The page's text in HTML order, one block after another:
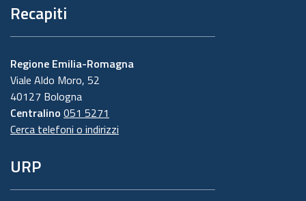
Recapiti
Regione Emilia-Romagna
Viale Aldo Moro, 52
40127 Bologna
Centralino 051 5271
Cerca telefoni o indirizzi
URP